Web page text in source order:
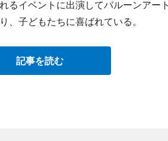
るイベントに出演してバルーンアー
、子どもたちに喜ばれている。
記事を読む